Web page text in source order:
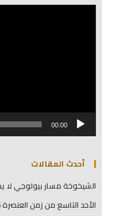
مشغل
00:00
أحدث المقالات
الشيخوخة مسار بيولوجي لا
الأحد التاسع من زمن العنصرة